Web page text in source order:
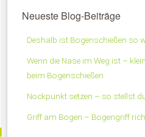
Neueste Blog-Beiträge
Deshalb ist Bogenschießen so
Wenn die Nase im Weg ist –
beim Bogenschießen
Nockpunkt setzen – so stellst
Griff am Bogen – Bogengriff